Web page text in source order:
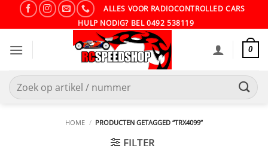
ALLES VOOR RADIOCONTROLLED CARS
HULP NODIG? BEL 0492 538119
0
Zoeken
naar:
HOME / PRODUCTEN GETAGGED “TRX4099”
FILTER